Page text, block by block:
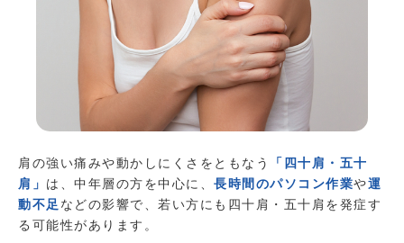
肩の強い痛みや動かしにくさをともなう
「四十肩・五十
肩」 は、中年層の方を中心に、 長時間のパソコン作業や運
動不足 などの影響で、若い方にも四十肩・五十肩を発症す
る可能性があります。